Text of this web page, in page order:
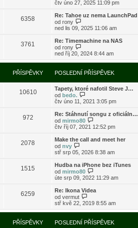
ě
e
ř
s
ě
e
o
l
d
í
ř
í
s
p
ě
v
e
k
o
r
z
i
p
o
s
l
e
d
í
ř
í
p
ě
v
k
čtv úno 27, 2025 11:09 pm
6358
Re: Tahoe uz nema LaunchPad
od rony
o
r
z
i
t
p
o
s
l
e
d
í
p
ř
í
p
ě
v
k
ned lis 09, 2025 11:06 am
3761
Re: Timemachine na NAS
od rony
o
r
a
z
i
t
p
o
l
e
d
í
ř
í
s
p
ě
v
k
ned říj 20, 2024 8:44 am
PŘÍSPĚVKY POSLEDNÍ PŘÍSPĚVEK
10610
Tapety, ktoré nafotil Steve J…
od bedo.
o
r
a
z
i
t
p
o
s
e
d
n
p
ř
í
s
ě
čtv úno 11, 2021 3:05 pm
972
Re: Stáhnutí songu z oficiáln…
od mirmo80
o
r
z
p
o
s
e
n
í
ř
čtv říj 07, 2021 12:52 pm
2078
Make the call and meet her
od nvy
o
r
a
z
t
p
o
s
l
e
d
stř srp 05, 2026 8:38 am
1515
Hudba na iPhone bez iTunes
od mirmo80
o
r
z
t
p
o
úte srp 09, 2022 11:29 am
6259
Re: Ikona Videa
od vermut
o
r
a
z
stř kvě 22, 2019 8:55 am
PŘÍSPĚVKY POSLEDNÍ PŘÍSPĚVEK